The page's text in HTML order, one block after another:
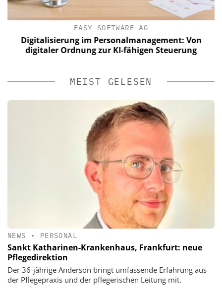
EASY SOFTWARE AG
Digitalisierung im Personalmanagement: Von
digitaler Ordnung zur KI-fähigen Steuerung
MEIST GELESEN
NEWS • PERSONAL
Sankt Katharinen-Krankenhaus, Frankfurt: neue
Pflegedirektion
Der 36-jährige Anderson bringt umfassende Erfahrung aus
der Pflegepraxis und der pflegerischen Leitung mit.